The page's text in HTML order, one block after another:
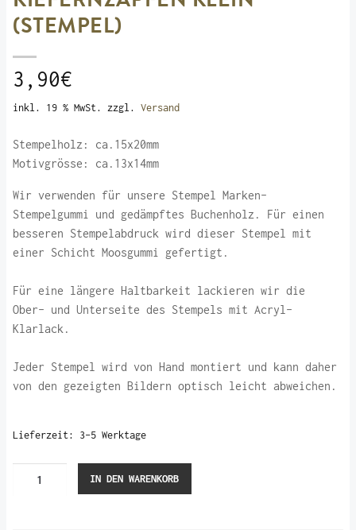
(STEMPEL)
3,90€
inkl. 19 % MwSt. zzgl.Versand
Stempelholz: ca.15x20mm
Motivgrösse: ca.13x14mm
Wir verwenden für unsere Stempel Marken-
Stempelgummi und gedämpftes Buchenholz. Für einen
besseren Stempelabdruck wird dieser Stempel mit
einer Schicht Moosgummi gefertigt.
Für eine längere Haltbarkeit lackieren wir die
Ober- und Unterseite des Stempels mit Acryl-
Klarlack.
Jeder Stempel wird von Hand montiert und kann daher
von den gezeigten Bildern optisch leicht abweichen.
Lieferzeit: 3-5 Werktage
IN DEN WARENKORB